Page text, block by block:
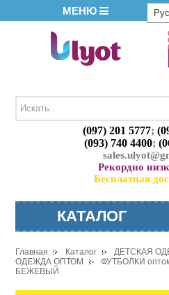
МЕНЮ
(097) 201 5777;
(093) 740 4400;
Рекордно
Бесплатная
КАТАЛОГ
Главная Каталог ДЕТСКАЯ
ОДЕЖДА ОПТОМ
ФУТБОЛКИ
БЕЖЕВЫЙ